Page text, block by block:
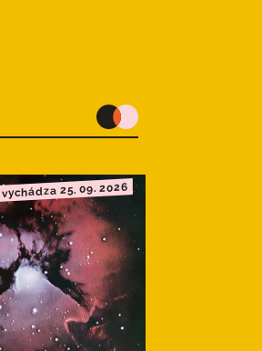
vychádza 25. 09. 2026